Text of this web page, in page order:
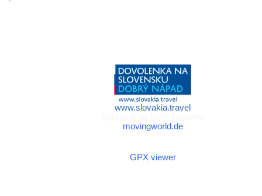
www.slovakia.travel
movingworld.de
GPX viewer